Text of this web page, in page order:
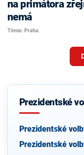
na primátora
nemá
Téma: Praha
Prezidentské
Prezidentské
Prezidentské